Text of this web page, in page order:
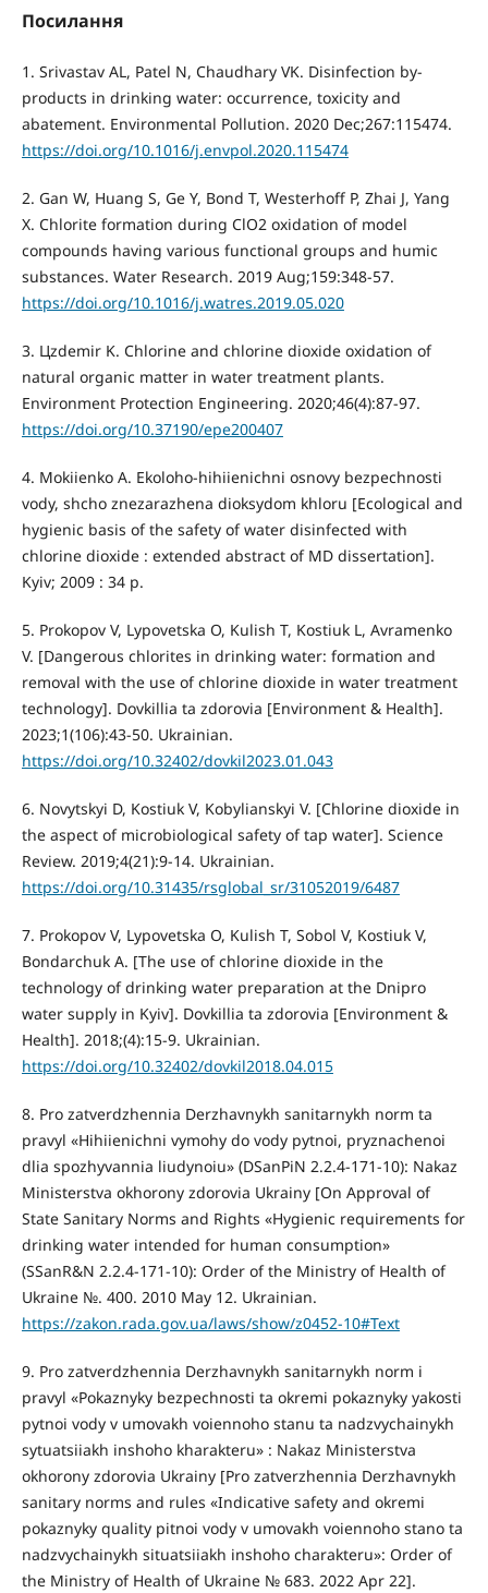
Посилання
1. Srivastav AL, Patel N, Chaudhary VK. Disinfection by-
products in drinking water: occurrence, toxicity and
abatement. Environmental Pollution. 2020 Dec;267:115474.
https://doi.org/10.1016/j.envpol.2020.115474
2. Gan W, Huang S, Ge Y, Bond T, Westerhoff P, Zhai J, Yang
X. Chlorite formation during ClO2 oxidation of model
compounds having various functional groups and humic
substances. Water Research. 2019 Aug;159:348-57.
https://doi.org/10.1016/j.watres.2019.05.020
3. Цzdemir K. Chlorine and chlorine dioxide oxidation of
natural organic matter in water treatment plants.
Environment Protection Engineering. 2020;46(4):87-97.
https://doi.org/10.37190/epe200407
4. Mokiienko A. Ekoloho-hihiienichni osnovy bezpechnosti
vody, shcho znezarazhena dioksydom khloru [Ecological and
hygienic basis of the safety of water disinfected with
chlorine dioxide : extended abstract of MD dissertation].
Kyiv; 2009 : 34 p.
5. Prokopov V, Lypovetska O, Kulish T, Kostiuk L, Avramenko
V. [Dangerous chlorites in drinking water: formation and
removal with the use of chlorine dioxide in water treatment
technology]. Dovkillia ta zdorovia [Environment & Health].
2023;1(106):43-50. Ukrainian.
https://doi.org/10.32402/dovkil2023.01.043
6. Novytskyi D, Kostiuk V, Kobylianskyi V. [Chlorine dioxide in
the aspect of microbiological safety of tap water]. Science
Review. 2019;4(21):9-14. Ukrainian.
https://doi.org/10.31435/rsglobal_sr/31052019/6487
7. Prokopov V, Lypovetska O, Kulish T, Sobol V, Kostiuk V,
Bondarchuk A. [The use of chlorine dioxide in the
technology of drinking water preparation at the Dnipro
water supply in Kyiv]. Dovkillia ta zdorovia [Environment &
Health]. 2018;(4):15-9. Ukrainian.
https://doi.org/10.32402/dovkil2018.04.015
8. Pro zatverdzhennia Derzhavnykh sanitarnykh norm ta
pravyl «Hihiienichni vymohy do vody pytnoi, pryznachenoi
dlia spozhyvannia liudynoiu» (DSanPiN 2.2.4-171-10): Nakaz
Ministerstva okhorony zdorovia Ukrainy [On Approval of
State Sanitary Norms and Rights «Hygienic requirements for
drinking water intended for human consumption»
(SSanR&N 2.2.4-171-10): Order of the Ministry of Health of
Ukraine №. 400. 2010 May 12. Ukrainian.
https://zakon.rada.gov.ua/laws/show/z0452-10#Text
9. Pro zatverdzhennia Derzhavnykh sanitarnykh norm i
pravyl «Pokaznyky bezpechnosti ta okremi pokaznyky yakosti
pytnoi vody v umovakh voiennoho stanu ta nadzvychainykh
sytuatsiiakh inshoho kharakteru» : Nakaz Ministerstva
okhorony zdorovia Ukrainy [Pro zatverzhennia Derzhavnykh
sanitary norms and rules «Indicative safety and okremi
pokaznyky quality pitnoi vody v umovakh voiennoho stano ta
nadzvychainykh situatsiiakh inshoho charakteru»: Order of
the Ministry of Health of Ukraine № 683. 2022 Apr 22].